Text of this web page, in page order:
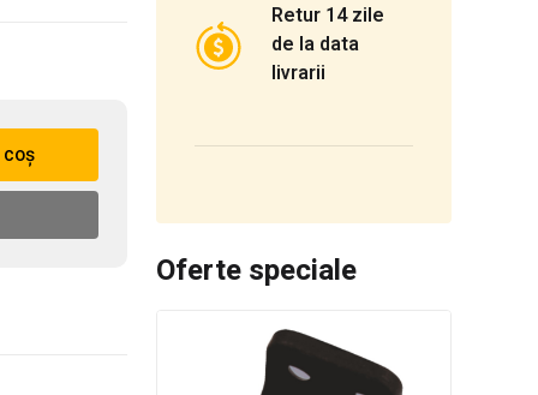
Retur 14 zile
de la data
livrarii
Oferte speciale